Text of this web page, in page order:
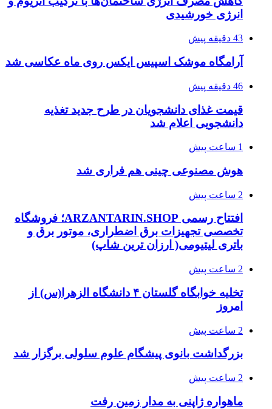
انرژی خورشیدی
43 دقیقه پیش
آرامگاه موشک اسپیس ایکس روی ماه عکاسی شد
46 دقیقه پیش
قیمت غذای دانشجویان در طرح جدید تغذیه
دانشجویی اعلام شد
1 ساعت پیش
هوش مصنوعی چینی هم فراری شد
2 ساعت پیش
افتتاح رسمی ARZANTARIN.SHOP؛ فروشگاه
تخصصی تجهیزات برق اضطراری، موتور برق و
باتری لیتیومی( ارزان ترین شاپ)
2 ساعت پیش
تخلیه خوابگاه گلستان ۴ دانشگاه الزهرا(س) از
امروز
2 ساعت پیش
بزرگداشت بانوی پیشگام علوم سلولی برگزار شد
2 ساعت پیش
ماهواره ژاپنی به مدار زمین رفت